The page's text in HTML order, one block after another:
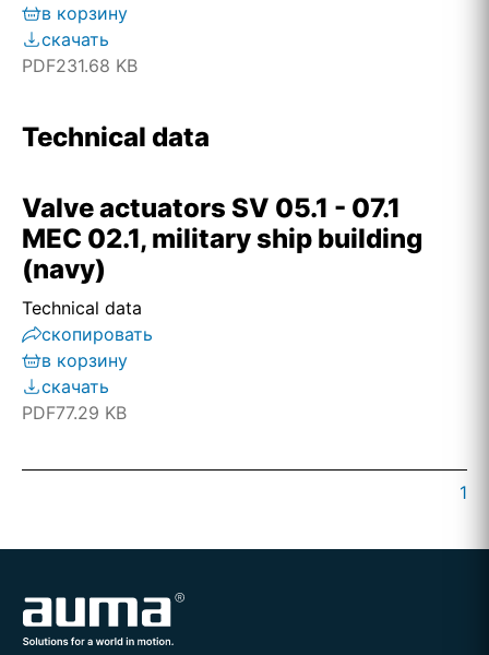
в корзину
скачать
PDF231.68 KB
Technical data
Valve actuators SV 05.1 - 07.1
MEC 02.1, military ship building
(navy)
Technical data
скопировать
в корзину
скачать
PDF77.29 KB
1